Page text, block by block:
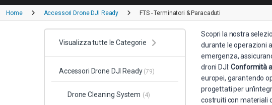
Home Accessori Drone DJI Ready FTS - Terminatori & Paracaduti
Scopri la nostra
durante le operazioni
emergenza,
droni DJI:Conformità
europei, garantendo
progettati per
costruiti con materiali
Visualizza tutte le Categorie
Accessori Drone DJI Ready (79)
Drone Cleaning System (4)